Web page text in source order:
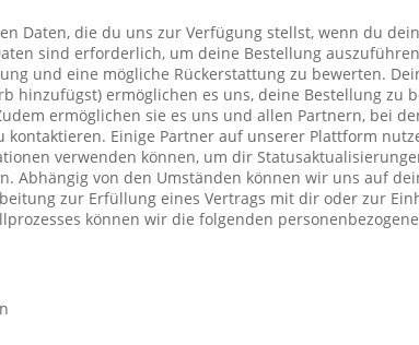
Daten, die du uns zur Verfügung stellst, wenn du
sind erforderlich, um deine Bestellung
und eine mögliche Rückerstattung zu bewerten.
hinzufügst) ermöglichen es uns, deine Bestellung zu
ermöglichen sie es uns und allen Partnern, bei
kontaktieren. Einige Partner auf unserer Plattform
verwenden können, um dir
Abhängig von den Umständen können wir uns auf
zur Erfüllung eines Vertrags mit dir oder zur
können wir die folgenden